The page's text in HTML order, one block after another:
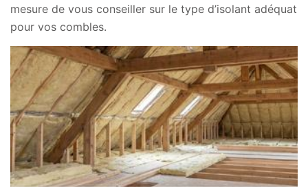
mesure de vous conseiller sur le type d’isolant adéquat
pour vos combles.